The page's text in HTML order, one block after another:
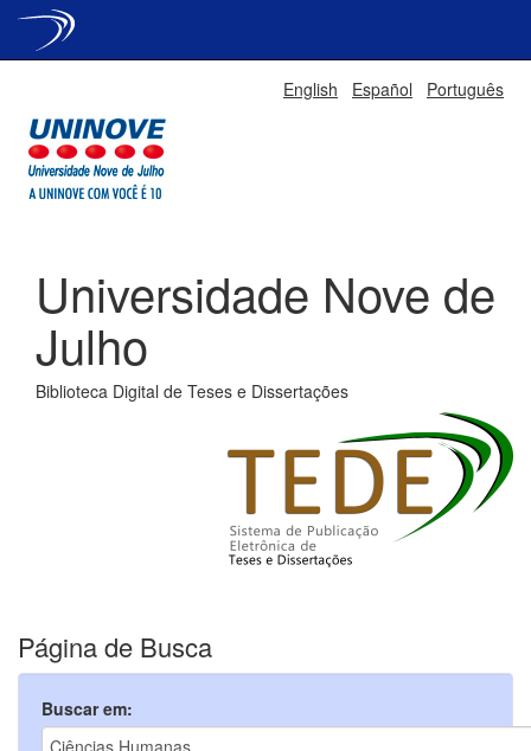
English Español Português
Universidade Nove de
Julho
Biblioteca Digital de Teses e Dissertações
Página de Busca
Buscar em: